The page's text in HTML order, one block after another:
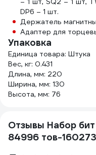
DP6 – 1 шт.
Держатель
Адаптер для
Упаковка
Единица товара: Штука
Вес, кг: 0.431
Длина, мм: 220
Ширина, мм: 130
Высота, мм: 76
Отзывы Набор
84996 тов-160273